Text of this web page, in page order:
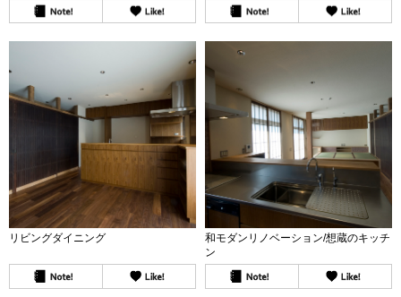
リビングダイニング
和モダンリノベーション/想蔵のキッチ
ン